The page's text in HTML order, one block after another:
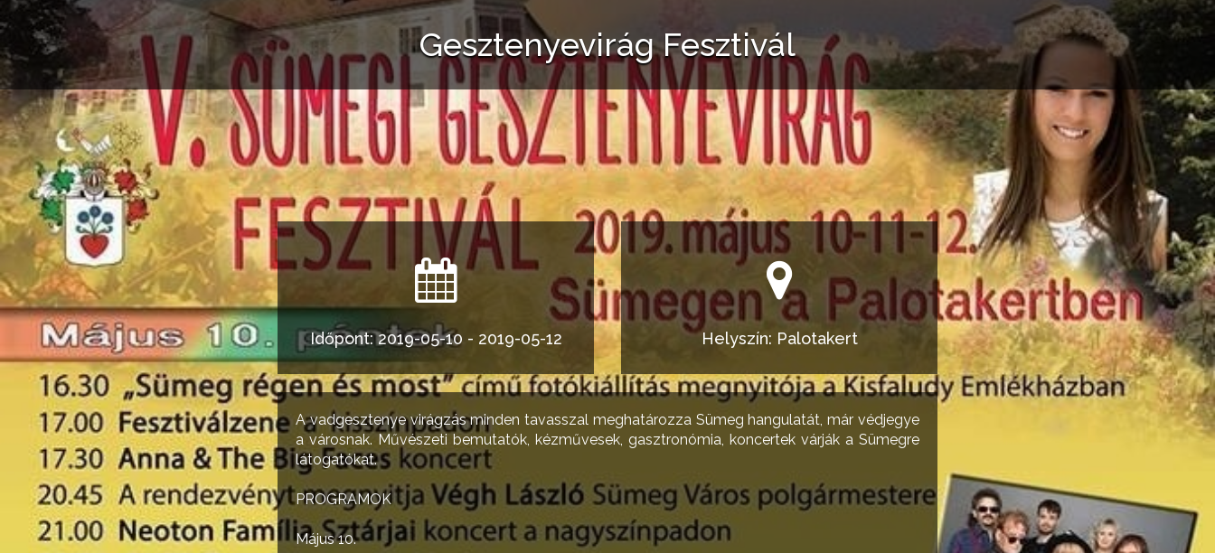
Gesztenyevirág Fesztivál
Időpont: 2019-05-10 - 2019-05-12 Helyszín: Palotakert
A vadgesztenye virágzás minden tavasszal meghatározza Sümeg hangulatát, már védjegye
a városnak. Művészeti bemutatók, kézművesek, gasztronómia, koncertek várják a Sümegre
látogatókat.
PROGRAMOK
Május 10.